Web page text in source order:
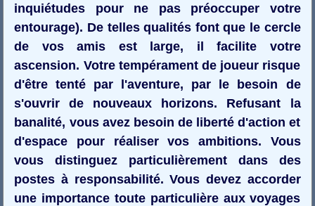
inquiétudes pour ne pas préoccuper votre
entourage). De telles qualités font que le cercle
de vos amis est large, il facilite votre
ascension. Votre tempérament de joueur risque
d'être tenté par l'aventure, par le besoin de
s'ouvrir de nouveaux horizons. Refusant la
banalité, vous avez besoin de liberté d'action et
d'espace pour réaliser vos ambitions. Vous
vous distinguez particulièrement dans des
postes à responsabilité. Vous devez accorder
une importance toute particulière aux voyages